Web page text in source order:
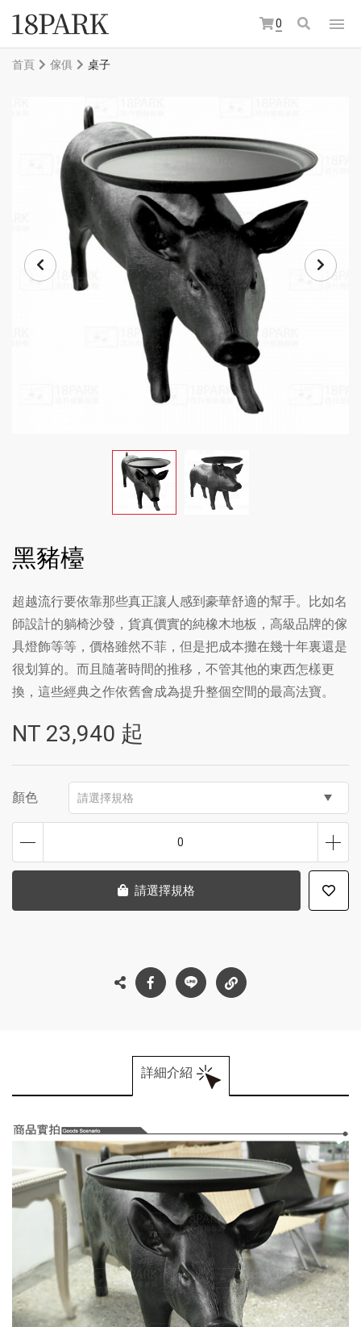
0
首頁 傢俱 桌子
黑豬檯
超越流行要依靠那些真正讓人感到豪華舒適的幫手。比如名
師設計的躺椅沙發，貨真價實的純橡木地板，高級品牌的傢
具燈飾等等，價格雖然不菲，但是把成本攤在幾十年裏還是
很划算的。而且隨著時間的推移，不管其他的東西怎樣更
換，這些經典之作依舊會成為提升整個空間的最高法寶。
NT 23,940 起
顏色 請選擇規格
0
請選擇規格
詳細介紹